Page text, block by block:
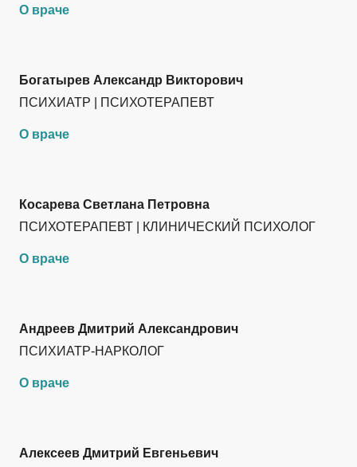
О враче
Богатырев Александр Викторович
ПСИХИАТР | ПСИХОТЕРАПЕВТ
О враче
Косарева Светлана Петровна
ПСИХОТЕРАПЕВТ | КЛИНИЧЕСКИЙ ПСИХОЛОГ
О враче
Андреев Дмитрий Александрович
ПСИХИАТР-НАРКОЛОГ
О враче
Алексеев Дмитрий Евгеньевич